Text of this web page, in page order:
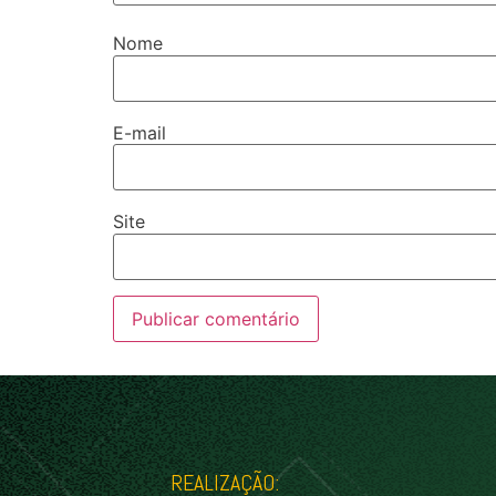
Nome
E-mail
Site
REALIZAÇÃO: